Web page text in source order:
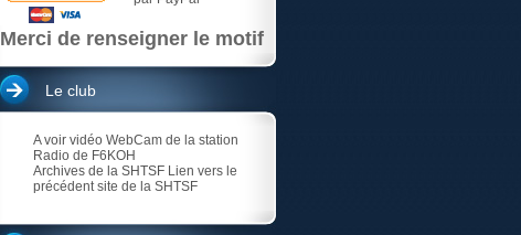
Merci de renseigner le motif
Le club
A voir vidéo WebCam de la station
Radio de F6KOH
Archives de la SHTSF Lien vers le
précédent site de la SHTSF